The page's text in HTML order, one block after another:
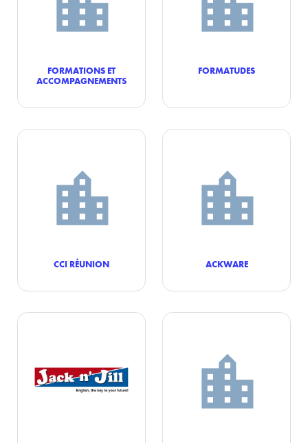
FORMATIONS ET
ACCOMPAGNEMENTS
FORMATUDES
CCI RÉUNION ACKWARE